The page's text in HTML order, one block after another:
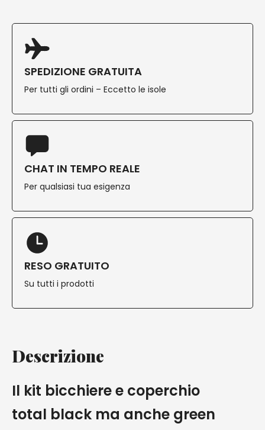
SPEDIZIONE GRATUITA
Per tutti gli ordini – Eccetto le isole
CHAT IN TEMPO REALE
Per qualsiasi tua esigenza
RESO GRATUITO
Su tutti i prodotti
Descrizione
Il kit bicchiere e coperchio
total black ma anche green